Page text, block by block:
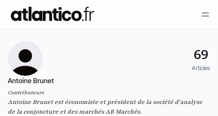
69
Articles
Antoine Brunet
Contributeurs
Antoine Brunet est économiste et président de la société d'analyse
de la conjoncture et des marchés AB Marchés.